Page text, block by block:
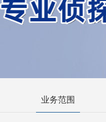
业务范围